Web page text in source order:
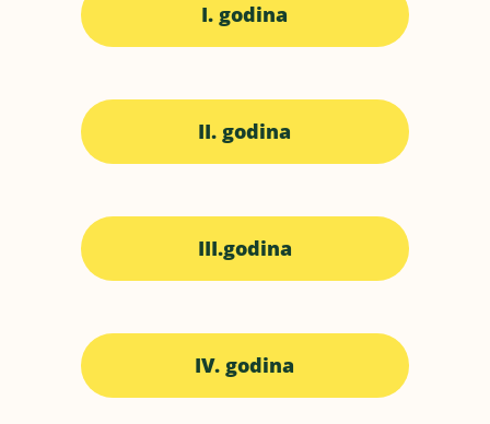
I. godina
II. godina
III.godina
IV. godina